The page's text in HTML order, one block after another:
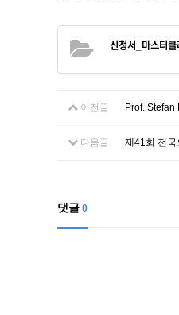
이전글 Prof. Stefan
다음글 제41회 전국
댓글 0